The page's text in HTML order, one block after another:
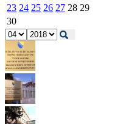
23 24 25 26 27 28 29
30